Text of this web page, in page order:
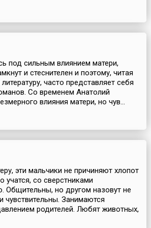
под сильным влиянием матери,
и стеснителен и поэтому, читая
часто представляет себя
Со временем Анатолий
влияния матери, но чув...
эти мальчики не причиняют хлопот
учатся, со сверстниками
Общительны, но другом назовут не
Занимаются
родителей. Любят животных,